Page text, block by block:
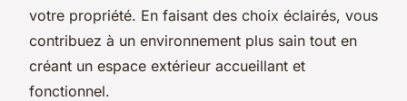
votre propriété. En faisant des choix éclairés, vous
contribuez à un environnement plus sain tout en
créant un espace extérieur accueillant et
fonctionnel.